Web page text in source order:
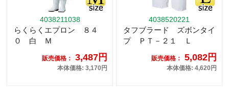
4038211038
らくらくエプロン ８４
０ 白 Ｍ
販売価格： 3,487円
本体価格: 3,170円
4038520221
タフブラード ズボンタイ
プ ＰＴ－２１ Ｌ
販売価格： 5,082円
本体価格: 4,620円